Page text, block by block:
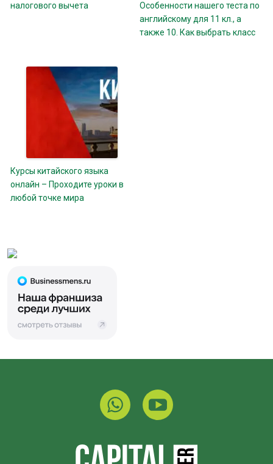
налогового вычета
Особенности нашего теста по
английскому для 11 кл., а
также 10. Как выбрать класс
Курсы китайского языка
онлайн – Проходите уроки в
любой точке мира